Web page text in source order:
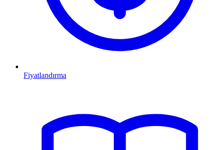
Fiyatlandırma